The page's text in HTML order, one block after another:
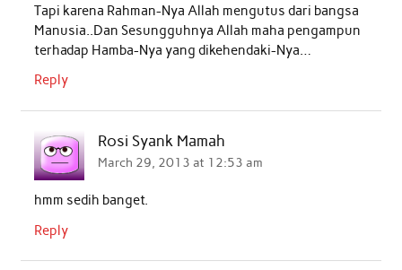
Tapi karena Rahman-Nya Allah mengutus dari bangsa
Manusia..Dan Sesungguhnya Allah maha pengampun
terhadap Hamba-Nya yang dikehendaki-Nya…
Reply
Rosi Syank Mamah
March 29, 2013 at 12:53 am
hmm sedih banget.
Reply